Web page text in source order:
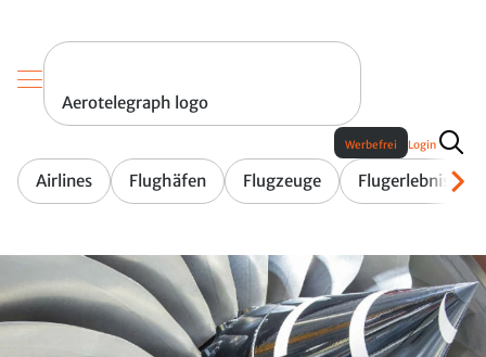
Aerotelegraph logo
Airlines Flughäfen Flugzeuge Flugerlebnis
Werbefrei Login